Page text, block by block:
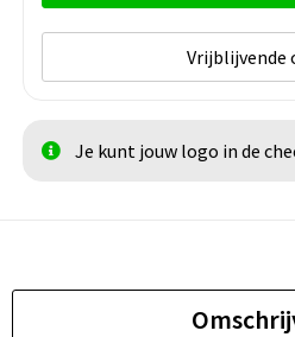
Vrijblijvende
Je kunt jouw logo in de